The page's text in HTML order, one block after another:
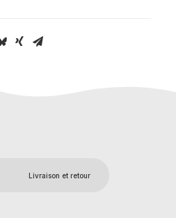
Livraison et retour